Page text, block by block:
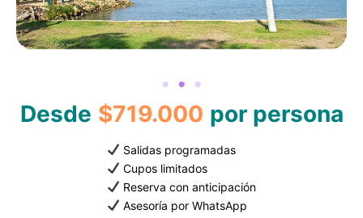
Desde $719.000 por persona
Salidas programadas
Cupos limitados
Reserva con anticipación
Asesoría por WhatsApp